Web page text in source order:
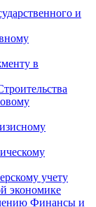
и
в
учету
экономике
Финансы и